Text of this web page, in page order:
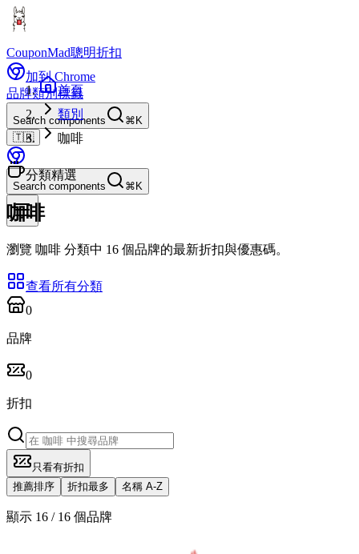
CouponMad聰明折扣
加到 Chrome
品牌類別標籤
Search components
⌘K
🇹🇼
Search components ⌘K
首頁
類別
咖啡
分類精選
咖啡
瀏覽 咖啡 分類中 16 個品牌的最新折扣與優惠碼。
查看所有分類
0
品牌
0
折扣
只看有折扣
推薦排序
折扣最多 名稱 A-Z
顯示 16 / 16 個品牌